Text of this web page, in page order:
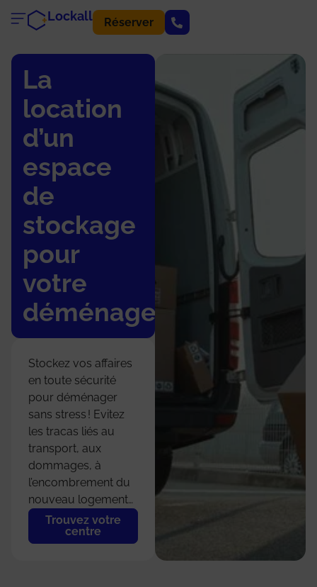
Lockall Réserver
La
location
d’un
espace
de
stockage
pour
votre
déménagement
Stockez vos affaires
en toute sécurité
pour déménager
sans stress ! Evitez
les tracas liés au
transport, aux
dommages, à
l’encombrement du
nouveau logement…
Trouvez votre
centre